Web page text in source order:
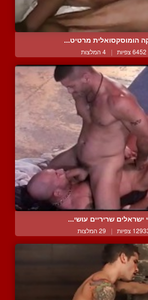
הומוסקסואלית מרטיט...
6452 צפיות | 4 המלצות
ישראלים שריריים עושי...
צפיות | 29 המלצות